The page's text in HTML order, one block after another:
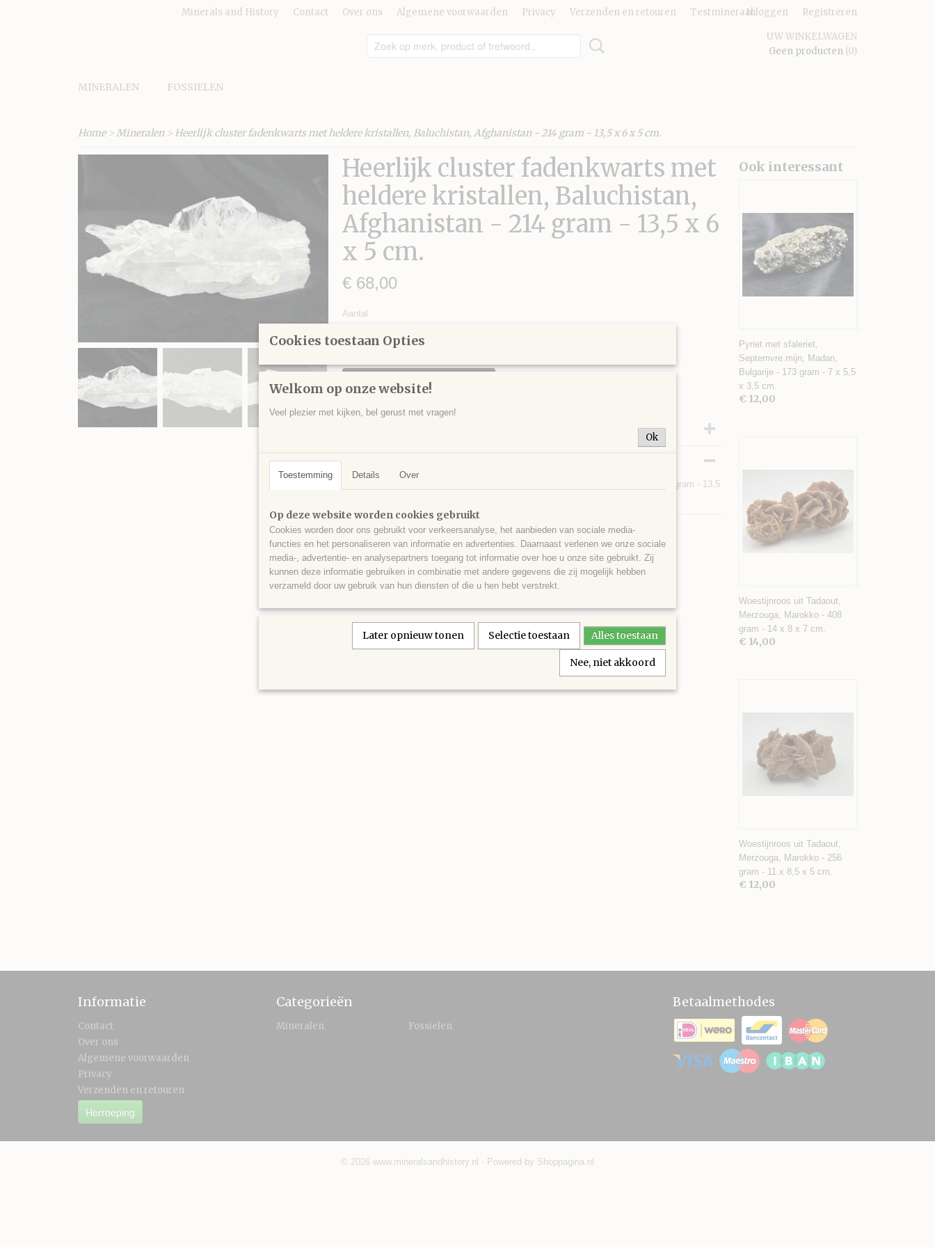
Minerals and History Contact Over ons Algemene voorwaarden Privacy Verzenden en retouren TestmineraalInloggen Registreren
UW WINKELWAGEN
Geen producten (0)
MINERALEN FOSSIELEN
Home>Mineralen > Heerlijk cluster fadenkwarts met heldere kristallen, Baluchistan, Afghanistan - 214 gram - 13,5 x 6 x 5 cm.
Heerlijk cluster fadenkwarts met
heldere kristallen, Baluchistan,
Afghanistan - 214 gram - 13,5 x 6
x 5 cm.
€ 68,00
Aantal
IN WINKELWAGEN
Heerlijk cluster fadenkwarts met heldere kristallen, Baluchistan, Afghanistan - 214 gram - 13,5
Ook interessant
Pyriet met sfaleriet,
Septemvre mijn, Madan,
Bulgarije - 173 gram - 7 x 5,5
x 3,5 cm.
€ 12,00
Woestijnroos uit Tadaout,
Merzouga, Marokko - 408
gram - 14 x 8 x 7 cm.
€ 14,00
Woestijnroos uit Tadaout,
Merzouga, Marokko - 256
gram - 11 x 8,5 x 5 cm.
€ 12,00
Informatie
Contact
Over ons
Algemene voorwaarden
Privacy
Verzenden en retouren
Herroeping
Categorieën
Mineralen Fossielen
Betaalmethodes
© 2026 www.mineralsandhistory.nl - Powered by Shoppagina.nl
Cookies toestaan Opties
Welkom op onze website!
Veel plezier met kijken, bel gerust met vragen!
Ok
Toestemming Details Over
Op deze website worden cookies gebruikt
Cookies worden door ons gebruikt voor verkeersanalyse, het aanbieden van sociale media-
functies en het personaliseren van informatie en advertenties. Daarnaast verlenen we onze sociale
media-, advertentie- en analysepartners toegang tot informatie over hoe u onze site gebruikt. Zij
kunnen deze informatie gebruiken in combinatie met andere gegevens die zij mogelijk hebben
verzameld door uw gebruik van hun diensten of die u hen hebt verstrekt.
Later opnieuw tonen Selectie toestaan Alles toestaan
Nee, niet akkoord